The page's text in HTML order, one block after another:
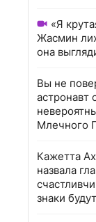
«Я
Жасмин
она
Вы не
астронавт
Млечного
Кажетта
назвала
знаки